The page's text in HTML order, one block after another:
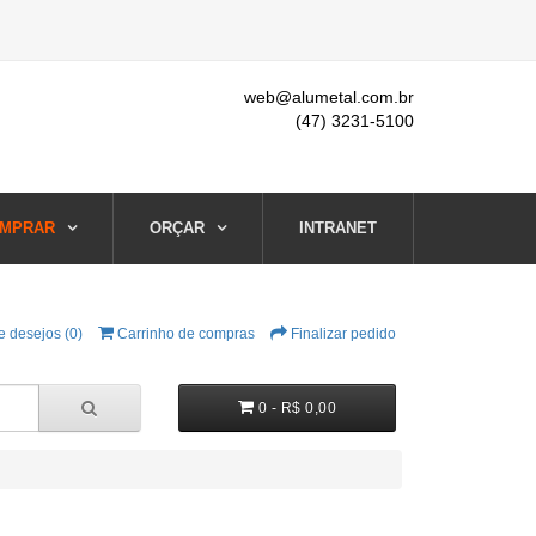
web@alumetal.com.br
(47) 3231-5100
ORÇAR INTRANET
desejos (0) Carrinho de compras Finalizar pedido
0 - R$ 0,00